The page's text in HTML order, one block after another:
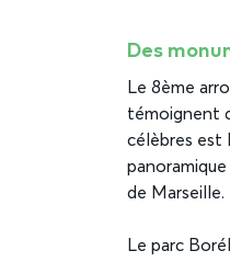
Des
Le 8ème
témoignent
célèbres est
de Marseille.
Le parc